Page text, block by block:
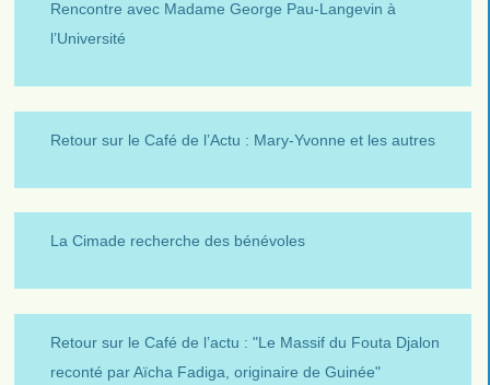
Rencontre avec Madame George Pau-Langevin à
l’Université
Retour sur le Café de l’Actu : Mary-Yvonne et les autres
La Cimade recherche des bénévoles
Retour sur le Café de l’actu : "Le Massif du Fouta Djalon
reconté par Aïcha Fadiga, originaire de Guinée"